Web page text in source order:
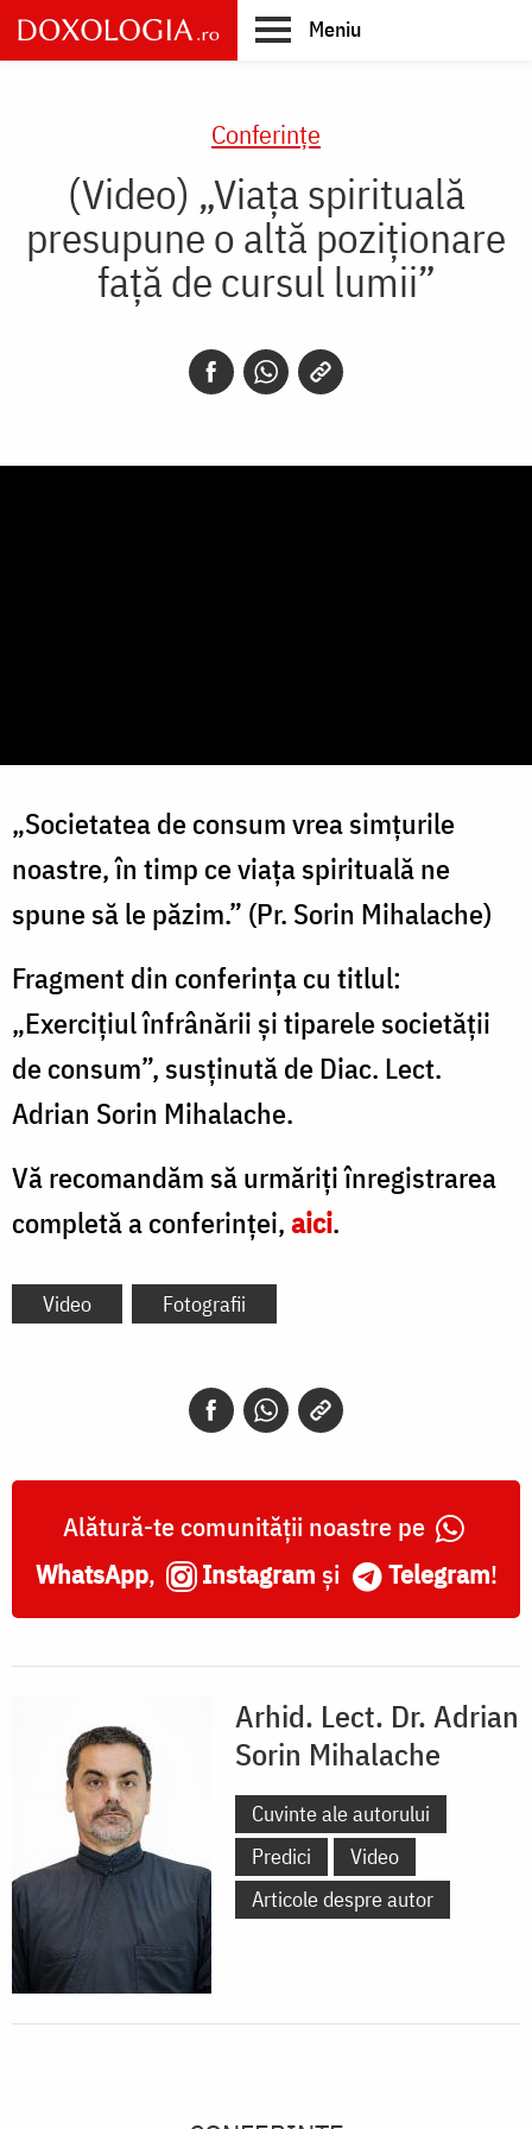
Skip
to
main
Meniu
Conferințe
(Video) „Viața spirituală
presupune o altă poziționare
față de cursul lumii”
„Societatea de consum vrea simțurile
noastre, în timp ce viața spirituală ne
spune să le păzim.” (Pr. Sorin Mihalache)
Fragment din conferința cu titlul:
„Exercițiul înfrânării și tiparele societății
de consum”, susținută de Diac. Lect.
Adrian Sorin Mihalache.
Vă recomandăm să urmăriţi înregistrarea
completă a conferinţei,aici.
Video Fotografii
Alătură-te comunității noastre pe
WhatsApp, Instagram și Telegram!
Arhid. Lect. Dr. Adrian
Sorin Mihalache
Cuvinte ale autorului
Predici
Video
Articole despre autor